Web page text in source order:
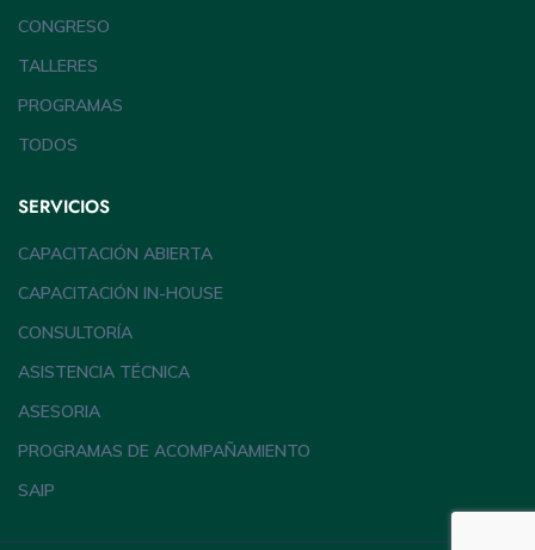
CONGRESO
TALLERES
PROGRAMAS
TODOS
SERVICIOS
CAPACITACIÓN ABIERTA
CAPACITACIÓN IN-HOUSE
CONSULTORÍA
ASISTENCIA TÉCNICA
ASESORIA
PROGRAMAS DE ACOMPAÑAMIENTO
SAIP